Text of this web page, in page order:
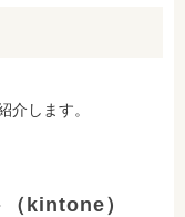
介します。
kintone）